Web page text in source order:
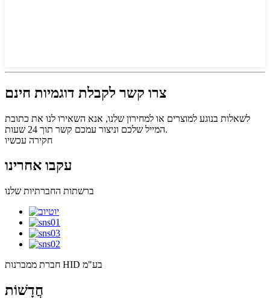
צרו קשר לקבלת דוגמיות חינם
לשאלות בנוגע למוצרים או למחירון שלנו, אנא השאירו לנו את כתובת
המייל שלכם וניצור עמכם קשר תוך 24 שעות.
חקירה עכשיו
עקבו אחרינו
ברשתות החברתיות שלנו
חברת ממברנות HID בע"מ
חֲדָשׁוֹת